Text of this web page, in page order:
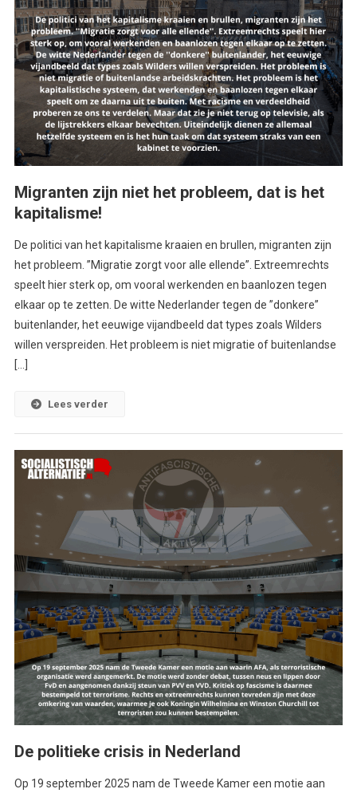
Migranten zijn niet het probleem, dat is het
kapitalisme!
De politici van het kapitalisme kraaien en brullen, migranten zijn
het probleem. ”Migratie zorgt voor alle ellende”. Extreemrechts
speelt hier sterk op, om vooral werkenden en baanlozen tegen
elkaar op te zetten. De witte Nederlander tegen de ”donkere”
buitenlander, het eeuwige vijandbeeld dat types zoals Wilders
willen verspreiden. Het probleem is niet migratie of buitenlandse
[…]
Lees verder
De politieke crisis in Nederland
Op 19 september 2025 nam de Tweede Kamer een motie aan